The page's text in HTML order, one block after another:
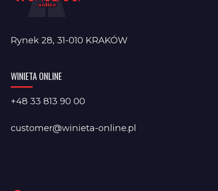
Rynek 28, 31-010 KRAKÓW
WINIETA ONLINE
+48 33 813 90 00
customer@winieta-online.pl